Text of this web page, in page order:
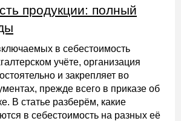
продукции: полный
в себестоимость
учёте, организация
и закрепляет во
прежде всего в приказе об
В статье разберём, какие
в себестоимость на разных её